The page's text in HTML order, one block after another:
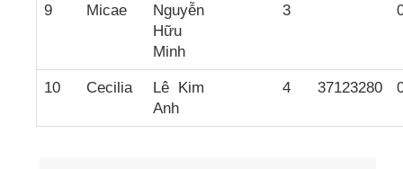
9 Micae
Nguyễn
Hữu
Minh
3
10 Cecilia
Lê Kim
Anh
4 37123280